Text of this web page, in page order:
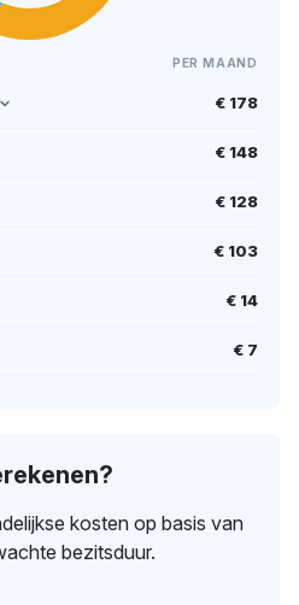
PER MAAND
€ 178
€ 148
€ 128
€ 103
€ 14
€ 7
kosten op basis van
bezitsduur.